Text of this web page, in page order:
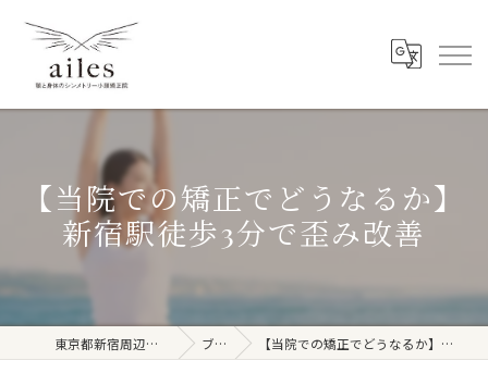
【当院での矯正でどうなるか】
新宿駅徒歩3分で歪み改善
東京都新宿周辺の整体ならailes ブログ 【当院での矯正でどうなるか】新宿駅徒歩3分で歪み改善